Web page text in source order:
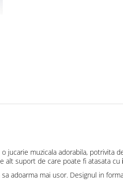
o jucarie muzicala adorabila, potrivita
alt suport de care poate fi atasata cu
adoarma mai usor. Designul in